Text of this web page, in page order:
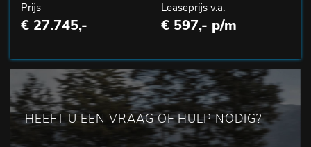
Prijs
€ 27.745,-
Leaseprijs v.a.
€ 597,- p/m
HEEFT U EEN VRAAG OF HULP NODIG?